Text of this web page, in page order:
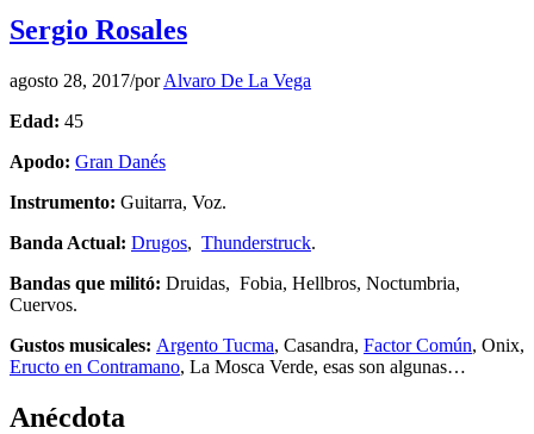
Sergio Rosales
agosto 28, 2017/porAlvaro De La Vega
Edad: 45
Apodo: Gran Danés
Instrumento: Guitarra, Voz.
Banda Actual: Drugos, Thunderstruck.
Bandas que militó: Druidas, Fobia, Hellbros, Noctumbria,
Cuervos.
Gustos musicales: Argento Tucma, Casandra, Factor Común, Onix,
Eructo en Contramano, La Mosca Verde, esas son algunas…
Anécdota